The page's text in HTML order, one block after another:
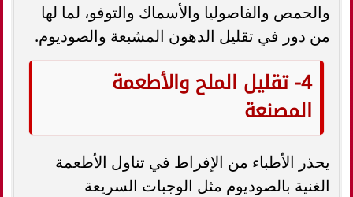
والحمص والفاصوليا والأسماك والتوفو، لما لها
من دور في تقليل الدهون المشبعة والصوديوم.
4- تقليل الملح والأطعمة
المصنعة
يحذر الأطباء من الإفراط في تناول الأطعمة
الغنية بالصوديوم مثل الوجبات السريعة